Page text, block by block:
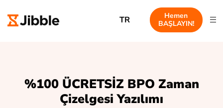
TR
Hemen
BAŞLAYIN!
%100 ÜCRETSİZ BPO Zaman
Çizelgesi Yazılımı